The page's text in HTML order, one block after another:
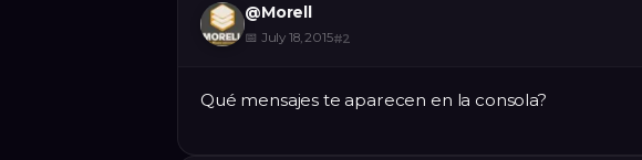
@Morell
📅 July 18, 2015#2
Qué mensajes te aparecen en la consola?